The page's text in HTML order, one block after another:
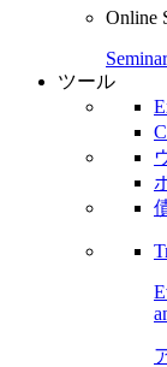
Online
ツール